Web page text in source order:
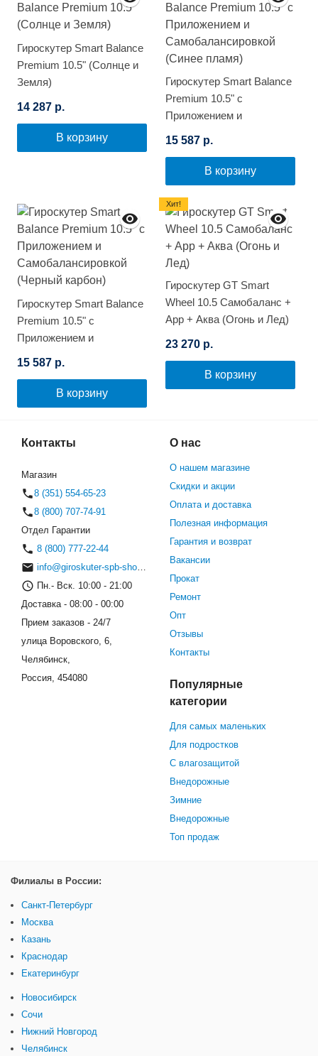
Гироскутер Smart Balance
Premium 10.5" (Солнце и
Земля)
14 287 р.
В корзину
Гироскутер Smart Balance
Premium 10.5" с
Приложением и
(Синее пламя)
15 587 р.
В корзину
Гироскутер Smart Balance
Premium 10.5" с
Приложением и
(Черный карбон)
15 587 р.
В корзину
Гироскутер GT Smart
Wheel 10.5 Самобаланс +
App + Аква (Огонь и Лед)
23 270 р.
В корзину
Хит!
Контакты
Магазин
8 (351) 554-65-23
8 (800) 707-74-91
Отдел Гарантии
8 (800) 777-22-44
info@giroskuter-spb-shop.ru
Пн.- Вск. 10:00 - 21:00
Доставка - 08:00 - 00:00
Прием заказов - 24/7
улица Воровского, 6,
Челябинск,
Россия, 454080
О нас
О нашем магазине
Скидки и акции
Оплата и доставка
Полезная информация
Гарантия и возврат
Вакансии
Прокат
Ремонт
Опт
Отзывы
Контакты
Популярные
категории
Для самых маленьких
Для подростков
С влагозащитой
Внедорожные
Зимние
Внедорожные
Топ продаж
Филиалы в России:
Санкт-Петербург
Москва
Казань
Краснодар
Екатеринбург
Новосибирск
Сочи
Нижний Новгород
Челябинск